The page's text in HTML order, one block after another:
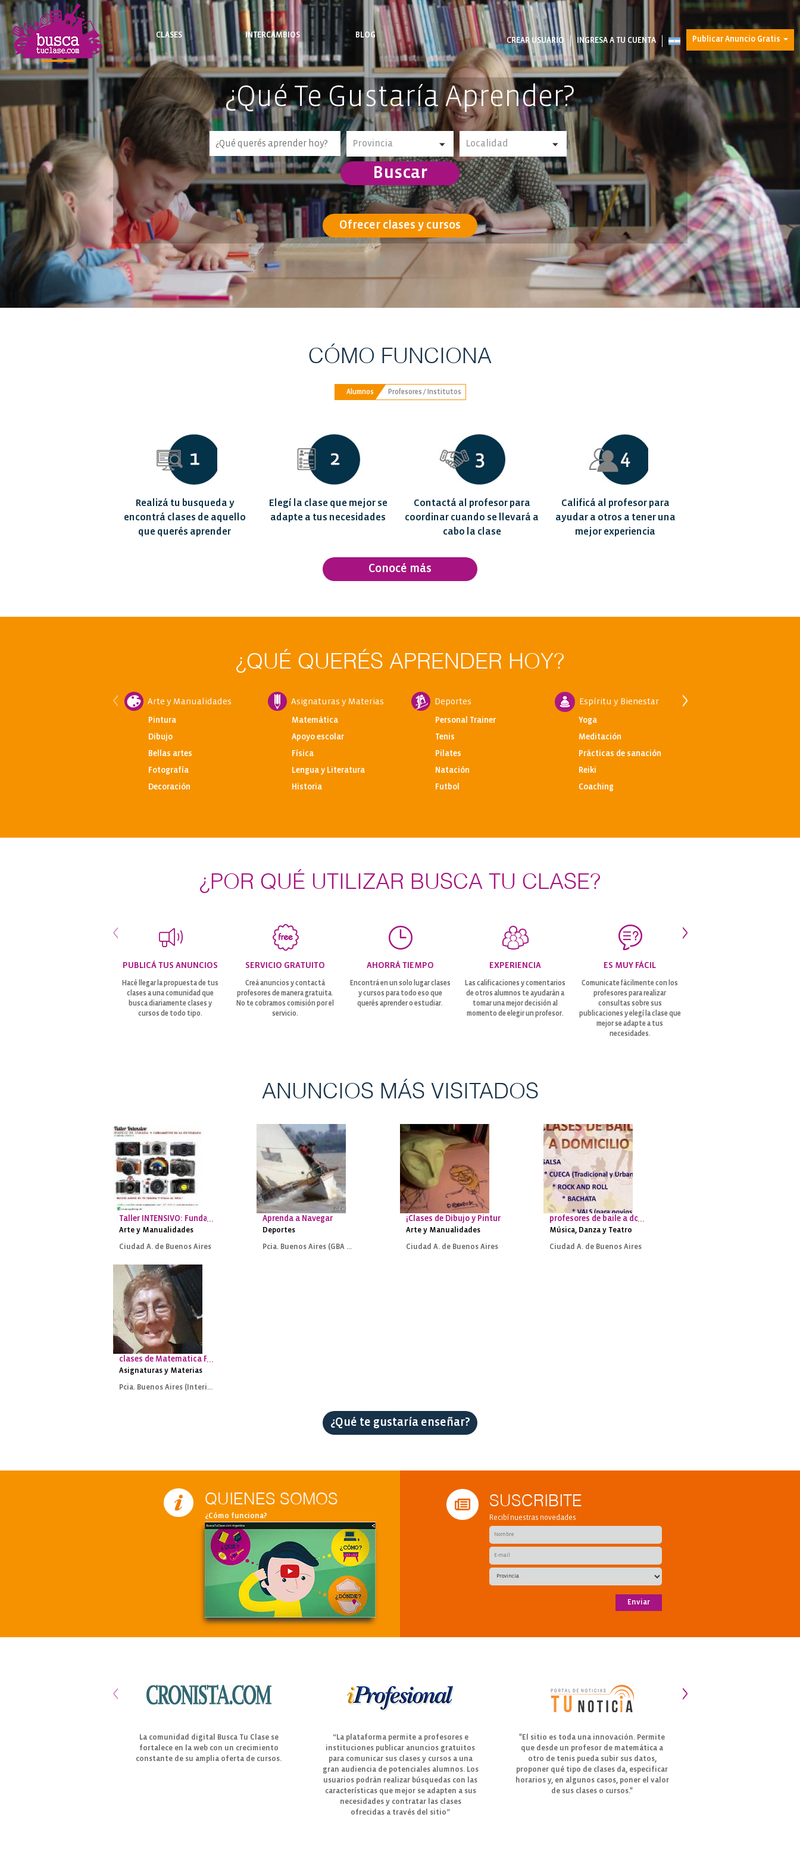
CLASES
BUSCA CLASES Y CURSOS
INTERCAMBIOS
BUSCA INTERCAMBIOS DE CLASES
BLOG
NOTAS DE INTERÉS
Publicar Anuncio Gratis
CREAR USUARIO INGRESA A TU CUENTA
¿Qué Te Gustaría Aprender?
Buscar
Ofrecer clases y cursos
CÓMO FUNCIONA
Alumnos Profesores / Institutos
Realizá tu busqueda y
encontrá clases de aquello
que querés aprender
Elegí la clase que mejor se
adapte a tus necesidades
Contactá al profesor para
coordinar cuando se llevará a
cabo la clase
Calificá al profesor para
ayudar a otros a tener una
mejor experiencia
Conocé más
¿QUÉ QUERÉS APRENDER HOY?
Arte y Manualidades
Pintura
Dibujo
Bellas artes
Fotografía
Decoración
Asignaturas y Materias
Matemática
Apoyo escolar
Física
Lengua y Literatura
Historia
Deportes
Personal Trainer
Tenis
Pilates
Natación
Futbol
Espíritu y Bienestar
Yoga
Meditación
Prácticas de sanación
Reiki
Coaching
¿POR QUÉ UTILIZAR BUSCA TU CLASE?
PUBLICÁ TUS ANUNCIOS
Hacé llegar la propuesta de tus
clases a una comunidad que
busca diariamente clases y
cursos de todo tipo.
SERVICIO GRATUITO
Creá anuncios y contactá
profesores de manera gratuita.
No te cobramos comisión por el
servicio.
AHORRÁ TIEMPO
Encontrá en un solo lugar clases
y cursos para todo eso que
querés aprender o estudiar.
EXPERIENCIA
Las calificaciones y comentarios
de otros alumnos te ayudarán a
tomar una mejor decisión al
momento de elegir un profesor.
ES MUY FÁCIL
Comunicate fácilmente con los
profesores para realizar
consultas sobre sus
publicaciones y elegí la clase que
mejor se adapte a tus
necesidades.
ANUNCIOS MÁS VISITADOS
Taller INTENSIVO: Fundamentos de la Fotografía + Manejo de Cámara
Arte y Manualidades
Ciudad A. de Buenos Aires
Aprenda a Navegar
Deportes
Pcia. Buenos Aires (GBA Norte)
¡Clases de Dibujo y Pintura!
Arte y Manualidades
Ciudad A. de Buenos Aires
profesores de baile a domicilio en caba
Música, Danza y Teatro
Ciudad A. de Buenos Aires
clases de Matematica Física y Química etc
Asignaturas y Materias
Pcia. Buenos Aires (Interior)
¿Qué te gustaría enseñar?
SUSCRIBITE
Recibí nuestras novedades
Enviar
QUIENES SOMOS
¿Cómo funciona?
La comunidad digital Busca Tu Clase se
fortalece en la web con un crecimiento
constante de su amplia oferta de cursos.
“La plataforma permite a profesores e
instituciones publicar anuncios gratuitos
para comunicar sus clases y cursos a una
gran audiencia de potenciales alumnos. Los
usuarios podrán realizar búsquedas con las
características que mejor se adapten a sus
necesidades y contratar las clases
ofrecidas a través del sitio”
"El sitio es toda una innovación. Permite
que desde un profesor de matemática a
otro de tenis pueda subir sus datos,
proponer qué tipo de clases da, especificar
horarios y, en algunos casos, poner el valor
de sus clases o cursos."